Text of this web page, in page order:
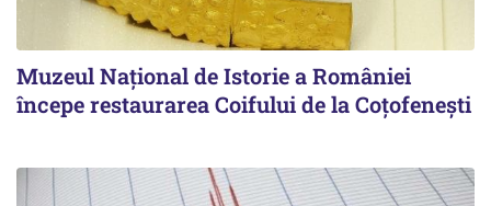
Muzeul Național de Istorie a României
începe restaurarea Coifului de la Coțofenești